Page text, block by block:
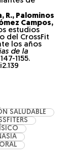
R., Palominos
Campos,
estudios
del CrossFit
los años
de la
1155.
SALUDABLE